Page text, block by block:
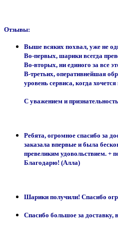
Отзывы:
Выше всяких похвал, уже не
Во-первых, шарики всегда
Во-вторых, ни единого за все
В-третьих, оперативнейшая
уровень сервиса, когда
С уважением и
Ребята, огромное спасибо за
заказала впервые и была
превеликим удовольствием. +
Благодарю! (Алла)
Шарики получили! Спасибо
Спасибо большое за доставку,